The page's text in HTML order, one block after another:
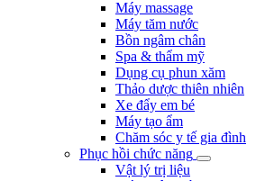
Máy massage
Máy tăm nước
Bồn ngâm chân
Spa & thẩm mỹ
Dụng cụ phun xăm
Thảo dược thiên nhiên
Xe đẩy em bé
Máy tạo ẩm
Chăm sóc y tế gia đình
Phục hồi chức năng
Vật lý trị liệu